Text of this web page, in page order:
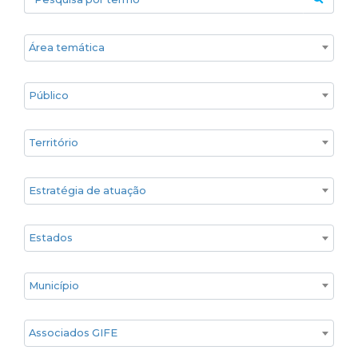
Áreas temáticas
Público
Territórios
Estratégia de atuação
Estado
Cidade
Associados GIFE